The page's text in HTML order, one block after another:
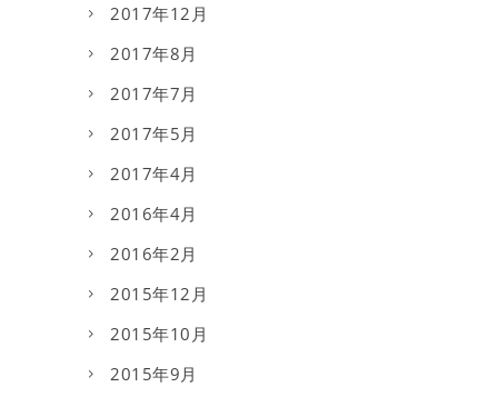
2017年12月
2017年8月
2017年7月
2017年5月
2017年4月
2016年4月
2016年2月
2015年12月
2015年10月
2015年9月